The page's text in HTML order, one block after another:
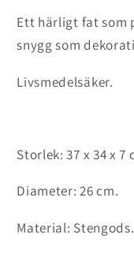
Ett härligt fat som
snygg som
Livsmedelsäker.
Storlek: 37 x 34 x 7
Diameter: 26 cm.
Material: Stengods.